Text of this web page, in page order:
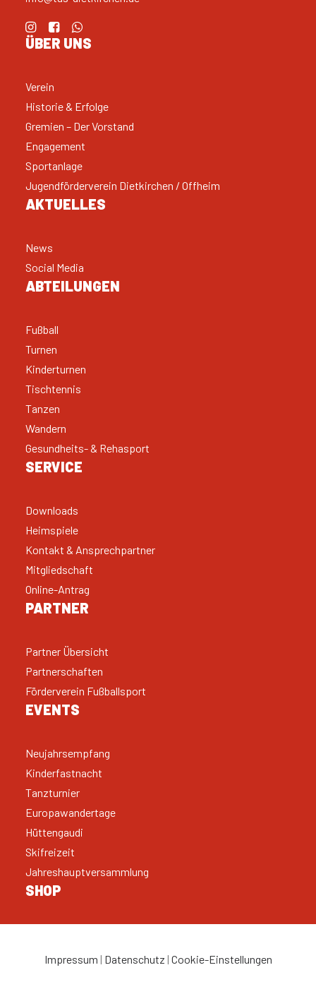
ÜBER UNS
Verein
Historie & Erfolge
Gremien – Der Vorstand
Engagement
Sportanlage
Jugendförderverein Dietkirchen / Offheim
AKTUELLES
News
Social Media
ABTEILUNGEN
Fußball
Turnen
Kinderturnen
Tischtennis
Tanzen
Wandern
Gesundheits- & Rehasport
SERVICE
Downloads
Heimspiele
Kontakt & Ansprechpartner
Mitgliedschaft
Online-Antrag
PARTNER
Partner Übersicht
Partnerschaften
Förderverein Fußballsport
EVENTS
Neujahrsempfang
Kinderfastnacht
Tanzturnier
Europawandertage
Hüttengaudi
Skifreizeit
Jahreshauptversammlung
SHOP
Impressum | Datenschutz | Cookie-Einstellungen